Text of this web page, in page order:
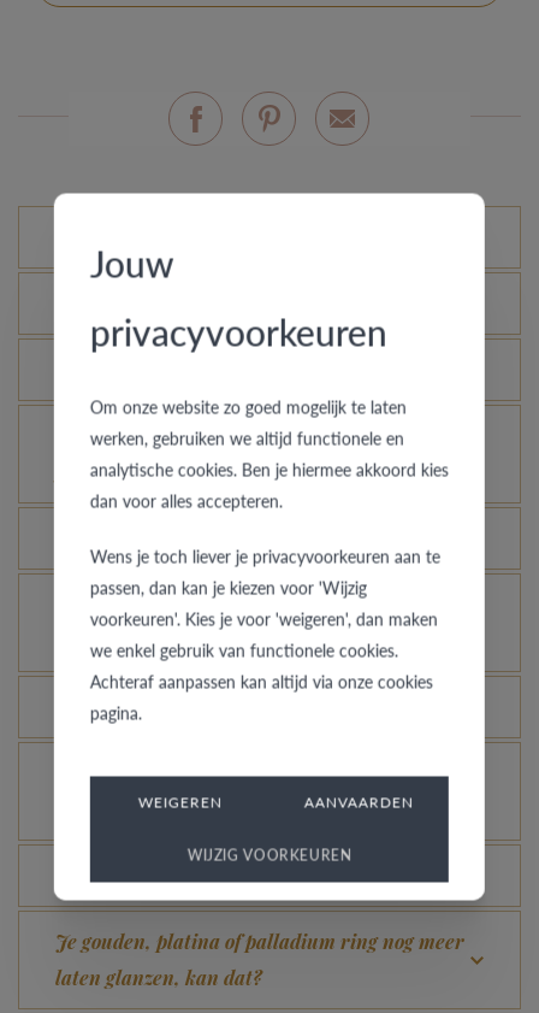
Voor welke ringen is de diefstalverzekering
geldig?
Hoe kan ik zien hoe de ring er uit ziet in een
andere kleur of breedte?
Wat betekent de VdB&VR kwaliteitsgarantie?
Hoe vermijd je dat het gerhodineerd wit goud
verandert in champagnekleur?
Je gouden, platina of palladium ring nog meer
laten glanzen, kan dat?
Jouw
privacyvoorkeuren
Om onze website zo goed mogelijk te laten
werken, gebruiken we altijd functionele en
analytische cookies. Ben je hiermee akkoord kies
dan voor alles accepteren.
Wens je toch liever je privacyvoorkeuren aan te
passen, dan kan je kiezen voor 'Wijzig
voorkeuren'. Kies je voor 'weigeren', dan maken
we enkel gebruik van functionele cookies.
Achteraf aanpassen kan altijd via onze cookies
pagina.
WEIGEREN AANVAARDEN
WIJZIG VOORKEUREN